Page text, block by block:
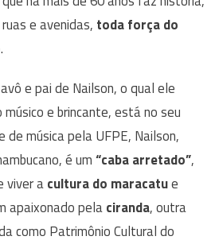
e avenidas, toda força do
.
e pai de Nailson, o qual ele
e brincante, está no seu
música pela UFPE, Nailson,
é um“caba arretado”,
viver acultura do maracatue
apaixonado pelaciranda, outra
como Patrimônio Cultural do